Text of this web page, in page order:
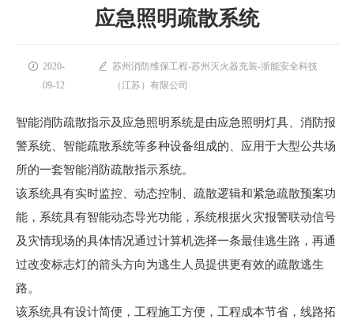
应急照明疏散系统
 2020-
09-12
 苏州消防维保工程-苏州灭火器充装-浙能安全科技
（江苏）有限公司
智能消防疏散指示及应急照明系统是由应急照明灯具、消防报
警系统、智能疏散系统等多种设备组成的、应用于大型公共场
所的一套智能消防疏散指示系统。
该系统具有实时监控、动态控制、疏散逻辑和紧急疏散预案功
能，系统具有智能动态导光功能，系统根据火灾报警联动信号
及灾情现场的具体情况通过计算机选择一条最佳逃生路，再通
过改变标志灯的箭头方向为逃生人员提供更有效的疏散逃生
路。
该系统具有设计简便，工程施工方便，工程成本节省，线路拓